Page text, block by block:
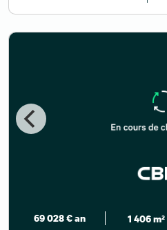
69 028 € an 1 406 m²